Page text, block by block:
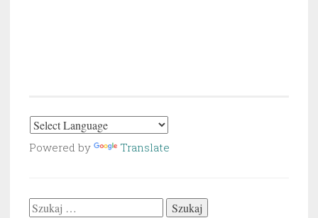
Powered by Translate
Szukaj: